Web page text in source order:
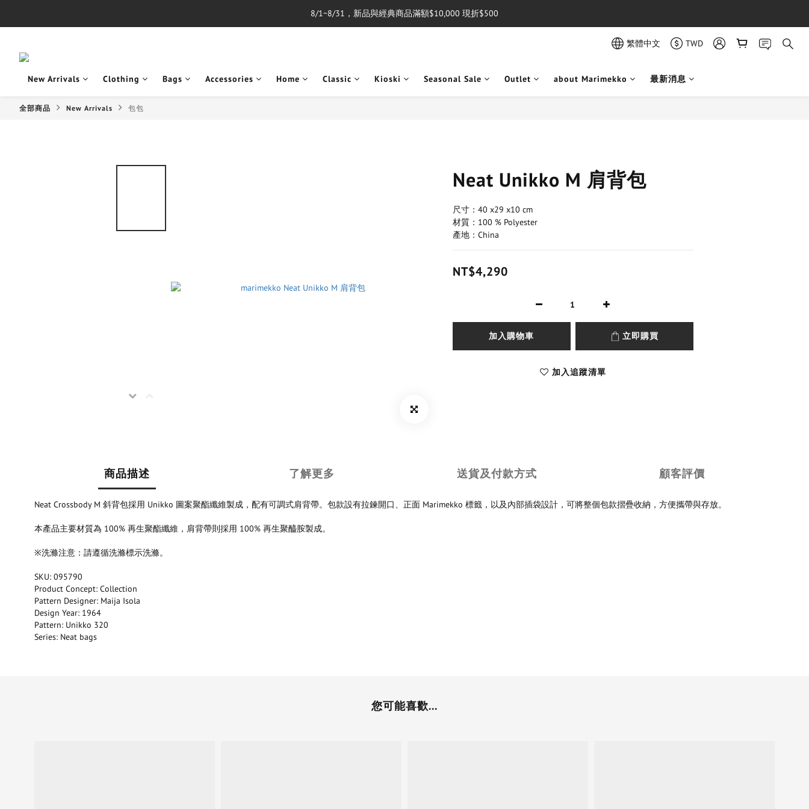
單筆消費滿$5,000享免運費
8/1~8/31，新品與經典商品滿額$10,000 現折$500
繁體中文 TWD
New Arrivals Clothing Bags Accessories Home Classic Kioski Seasonal Sale Outlet about Marimekko 最新消息
全部商品 New Arrivals 包包
Neat Unikko M 肩背包
尺寸：40 x29 x10 cm
材質：100 % Polyester
產地：China
NT$4,290
加入購物車 立即購買
加入追蹤清單
商品描述 了解更多 送貨及付款方式 顧客評價
Neat Crossbody M 斜背包採用 Unikko 圖案聚酯纖維製成，配有可調式肩背帶。包款設有拉鍊開口、正面 Marimekko 標籤，以及內部插袋設計，可將整個包款摺疊收納，方便攜帶與存放。
本產品主要材質為 100% 再生聚酯纖維，肩背帶則採用 100% 再生聚醯胺製成。
※洗滌注意：請遵循洗滌標示洗滌。
SKU: 095790
Product Concept: Collection
Pattern Designer: Maija Isola
Design Year: 1964
Pattern: Unikko 320
Series: Neat bags
您可能喜歡...